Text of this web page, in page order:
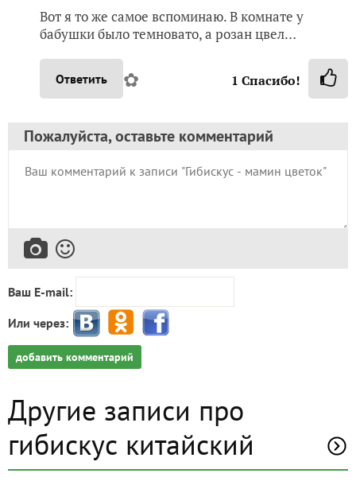
Вот я то же самое вспоминаю. В комнате у
бабушки было темновато, а розан цвел…
Ответить ✿ 1 Спасибо!
Пожалуйста, оставьте комментарий
Ваш E-mail:
Или через:
добавить комментарий
Другие записи про
гибискус китайский